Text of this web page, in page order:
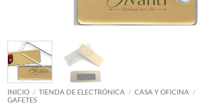
INICIO / TIENDA DE ELECTRÓNICA / CASA Y OFICINA /
GAFETES